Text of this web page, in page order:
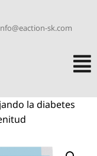
sk.com
la diabetes